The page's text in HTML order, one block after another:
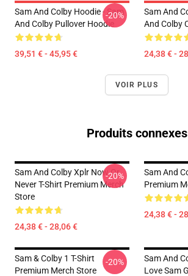
Sam And Colby Hoodie - Sam
And Colby Pullover Hoodie
39,51 € - 45,95 €
-20%
Sam And
And Colby
24,38 € -
VOIR PLUS
Produits connexes
Sam And Colby Xplr Now Or
Never T-Shirt Premium Merch
Store
24,38 € - 28,06 €
-20%
Sam And
Premium
24,38 € -
Sam & Colby 1 T-Shirt
Premium Merch Store
-20%
Sam And
Love Sam